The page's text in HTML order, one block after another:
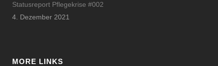
Statusreport Pflegekrise #002
4. Dezember 2021
MORE LINKS